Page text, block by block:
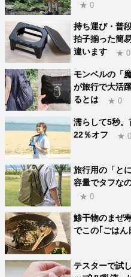
★ 0
持ち運び・普
拍子揃った簡
違います
★ 0
モンベルの「
が旅行で大活
るとは
★ 0
濡らして5秒
22％オフ
★ 0
旅行用の「と
容量でタフな
★ 0
鯵干物のまぜ
でこの｢ごはん
テスターで試